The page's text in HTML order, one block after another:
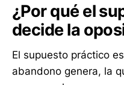
¿Por qué el
decide la
El supuesto práctico
abandono genera, la